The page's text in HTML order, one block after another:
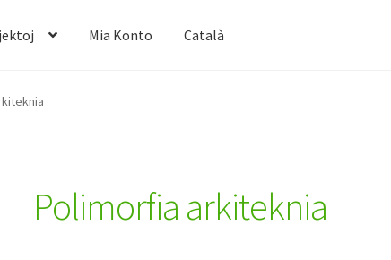
Mia Konto Català
Polimorfia arkiteknia